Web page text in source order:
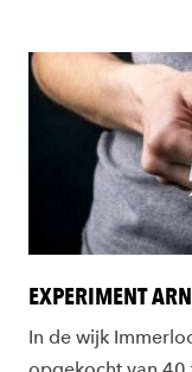
EXPERIMENT
In de wijk